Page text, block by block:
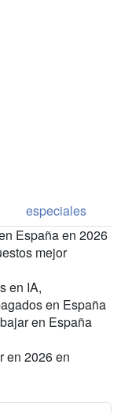
especiales
España en 2026
mejor
en IA,
en España
en España
en 2026 en